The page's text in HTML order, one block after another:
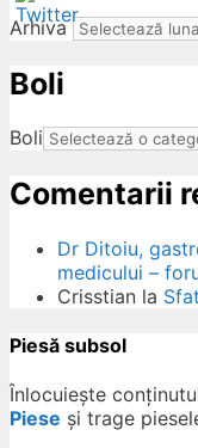
Arhiva
Boli
Boli
Comentarii
Dr Ditoiu,
medicului –
Crisstian la
Piesă subsol
Înlocuiește
Piese și trage